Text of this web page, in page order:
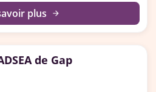
plus arrow_forward
de Gap